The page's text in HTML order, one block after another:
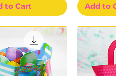
to Cart Add to